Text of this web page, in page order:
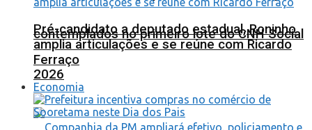
contemplados no primeiro lote do CNH Social
2026
Pré-candidato a deputado estadual, Roninho
amplia articulações e se reúne com Ricardo
Ferraço
Economia